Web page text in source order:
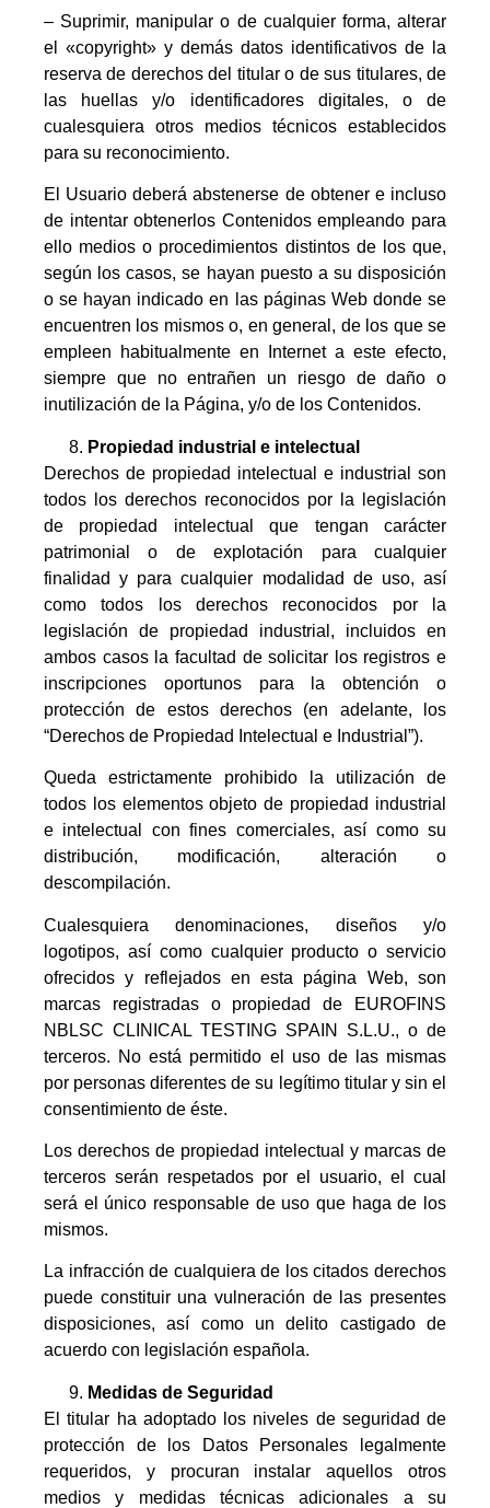
– Suprimir, manipular o de cualquier forma, alterar
el «copyright» y demás datos identificativos de la
reserva de derechos del titular o de sus titulares, de
las huellas y/o identificadores digitales, o de
cualesquiera otros medios técnicos establecidos
para su reconocimiento.
El Usuario deberá abstenerse de obtener e incluso
de intentar obtenerlos Contenidos empleando para
ello medios o procedimientos distintos de los que,
según los casos, se hayan puesto a su disposición
o se hayan indicado en las páginas Web donde se
encuentren los mismos o, en general, de los que se
empleen habitualmente en Internet a este efecto,
siempre que no entrañen un riesgo de daño o
inutilización de la Página, y/o de los Contenidos.
Propiedad industrial e intelectual
Derechos de propiedad intelectual e industrial son
todos los derechos reconocidos por la legislación
de propiedad intelectual que tengan carácter
patrimonial o de explotación para cualquier
finalidad y para cualquier modalidad de uso, así
como todos los derechos reconocidos por la
legislación de propiedad industrial, incluidos en
ambos casos la facultad de solicitar los registros e
inscripciones oportunos para la obtención o
protección de estos derechos (en adelante, los
“Derechos de Propiedad Intelectual e Industrial”).
Queda estrictamente prohibido la utilización de
todos los elementos objeto de propiedad industrial
e intelectual con fines comerciales, así como su
distribución, modificación, alteración o
descompilación.
Cualesquiera denominaciones, diseños y/o
logotipos, así como cualquier producto o servicio
ofrecidos y reflejados en esta página Web, son
marcas registradas o propiedad de EUROFINS
NBLSC CLINICAL TESTING SPAIN S.L.U., o de
terceros. No está permitido el uso de las mismas
por personas diferentes de su legítimo titular y sin el
consentimiento de éste.
Los derechos de propiedad intelectual y marcas de
terceros serán respetados por el usuario, el cual
será el único responsable de uso que haga de los
mismos.
La infracción de cualquiera de los citados derechos
puede constituir una vulneración de las presentes
disposiciones, así como un delito castigado de
acuerdo con legislación española.
Medidas de Seguridad
El titular ha adoptado los niveles de seguridad de
protección de los Datos Personales legalmente
requeridos, y procuran instalar aquellos otros
medios y medidas técnicas adicionales a su